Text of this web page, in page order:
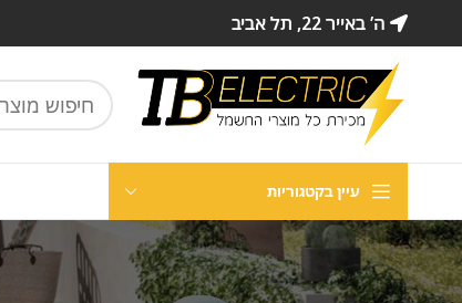
ה’ באייר 22, תל אביב
עיין בקטגוריות